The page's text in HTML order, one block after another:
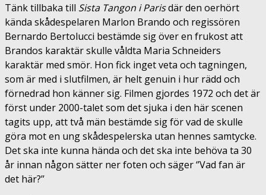
Tänk tillbaka till Sista Tangon i Parisdär den oerhört
kända skådespelaren Marlon Brando och regissören
Bernardo Bertolucci bestämde sig över en frukost att
Brandos karaktär skulle våldta Maria Schneiders
karaktär med smör. Hon fick inget veta och tagningen,
som är med i slutfilmen, är helt genuin i hur rädd och
förnedrad hon känner sig. Filmen gjordes 1972 och det är
först under 2000-talet som det sjuka i den här scenen
tagits upp, att två män bestämde sig för vad de skulle
göra mot en ung skådespelerska utan hennes samtycke.
Det ska inte kunna hända och det ska inte behöva ta 30
år innan någon sätter ner foten och säger ‘’Vad fan är
det här?’’